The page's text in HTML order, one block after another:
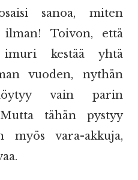
sanoa, miten
Toivon, että
imuri kestää yhtä
vuoden, nythän
löytyy vain parin
tähän pystyy
myös vara-akkuja,